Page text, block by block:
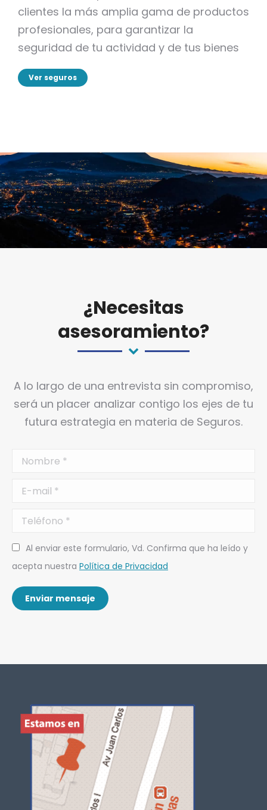
clientes la más amplia gama de productos
profesionales, para garantizar la
seguridad de tu actividad y de tus bienes
Ver seguros
¿Necesitas
asesoramiento?
A lo largo de una entrevista sin compromiso,
será un placer analizar contigo los ejes de tu
futura estrategia en materia de Seguros.
Nombre *
E-mail *
Teléfono *
Al enviar este formulario, Vd. Confirma que ha leído y
acepta nuestra Política de Privacidad
Enviar mensaje